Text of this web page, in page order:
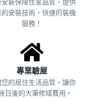
安裝保障住家品質，提供
安裝技術，快速的裝機
服務！
專業驗屋
的居住生活品質， 讓你
日後的大筆修繕費用。